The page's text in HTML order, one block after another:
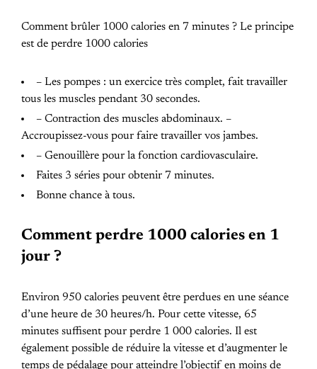
Comment brûler 1000 calories en 7 minutes ? Le principe
est de perdre 1000 calories
– Les pompes : un exercice très complet, fait travailler
tous les muscles pendant 30 secondes.
– Contraction des muscles abdominaux. –
Accroupissez-vous pour faire travailler vos jambes.
– Genouillère pour la fonction cardiovasculaire.
Faites 3 séries pour obtenir 7 minutes.
Bonne chance à tous.
Comment perdre 1000 calories en 1
jour ?
Environ 950 calories peuvent être perdues en une séance
d’une heure de 30 heures/h. Pour cette vitesse, 65
minutes suffisent pour perdre 1 000 calories. Il est
également possible de réduire la vitesse et d’augmenter le
temps de pédalage pour atteindre l’objectif en moins de